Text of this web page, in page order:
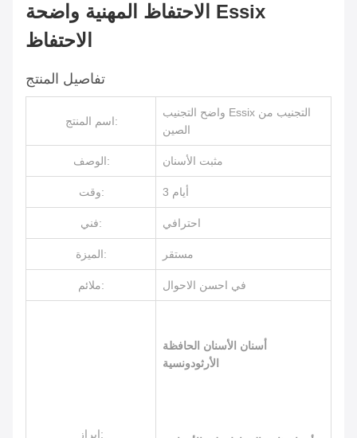
الاحتفاظ المهنية واضحة Essix
الاحتفاظ
تفاصيل المنتج
اسم المنتج:
واضح التجنيب Essix التجنيب من
الصين
الوصف: مثبت الأسنان
وقت: 3 أيام
فني: احترافي
الميزة: مستقر
ملائم: في احسن الاحوال
إبراز:
أسنان الأسنان الحافظة
الأرثودونسية